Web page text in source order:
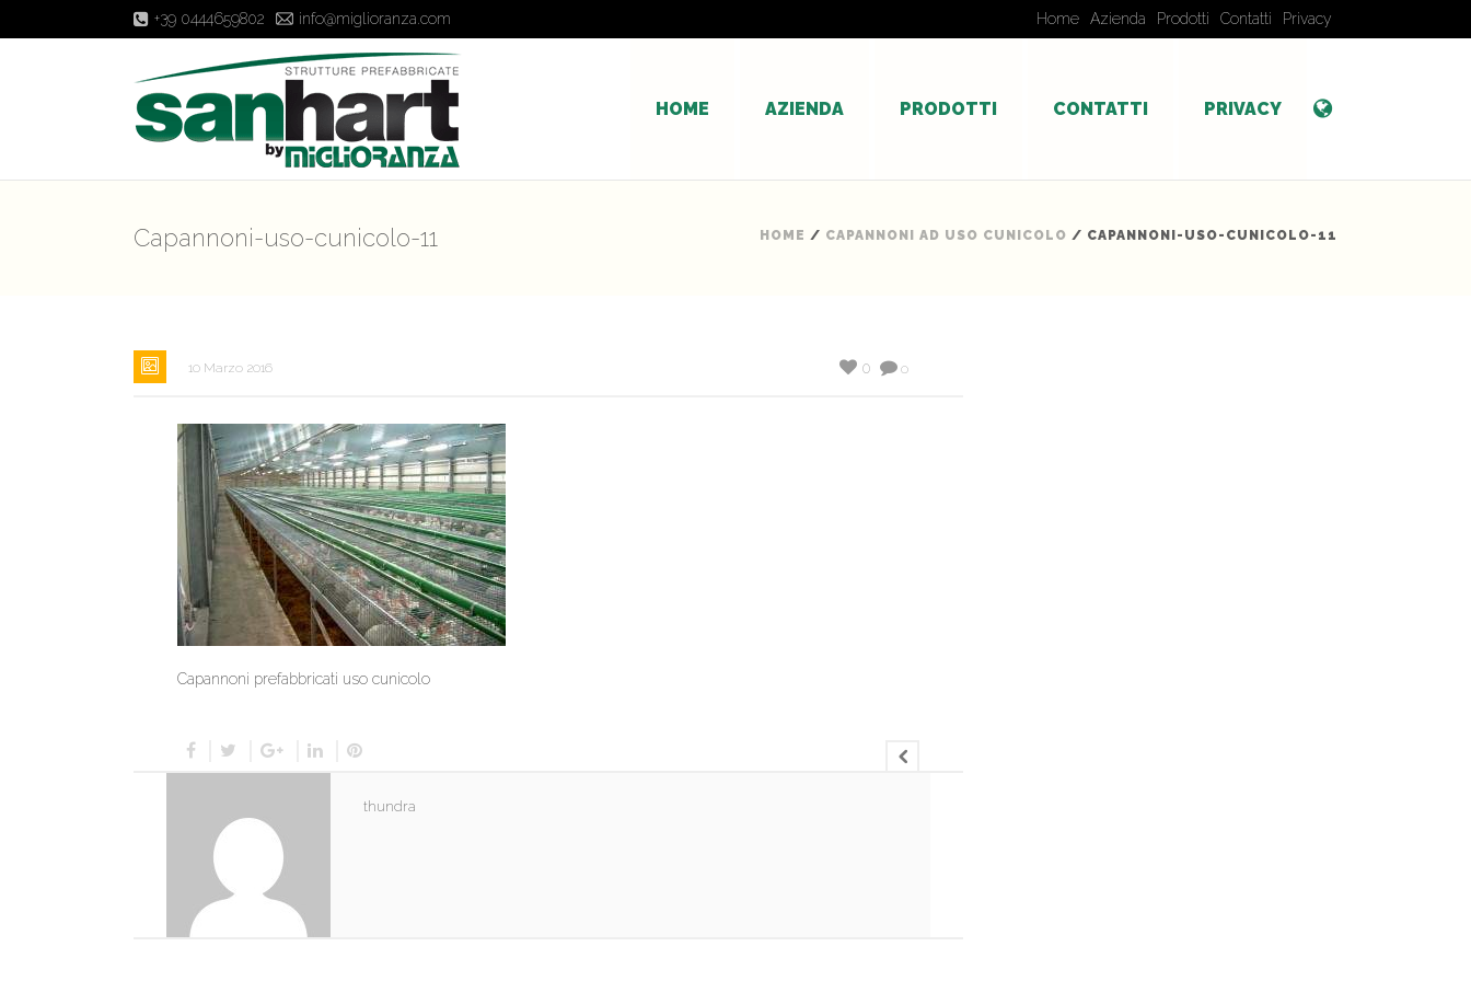
+39 0444659802 info@miglioranza.com Home Azienda Prodotti Contatti Privacy
HOME AZIENDA PRODOTTI CONTATTI PRIVACY
Capannoni-uso-cunicolo-11 HOME / CAPANNONI AD USO CUNICOLO / CAPANNONI-USO-CUNICOLO-11
10 Marzo 2016 0
0
Capannoni prefabbricati uso cunicolo
thundra